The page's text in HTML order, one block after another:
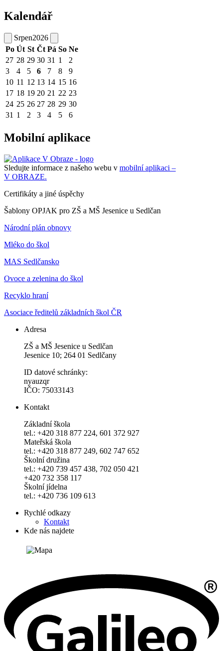
Kalendář
Srpen2026
Po Út St Čt Pá So Ne
27 28 29 30 31 1
2
3
4 5 6 7 8
9
10 11 12 13 14 15 16
17 18 19 20 21 22 23
24 25 26 27 28 29 30
31 1 2 3 4 5 6
Mobilní aplikace
Sledujte informace z našeho webu v mobilní aplikaci –
V OBRAZE.
Certifikáty a jiné úspěchy
Šablony OPJAK pro ZŠ a MŠ Jesenice u Sedlčan
Národní plán obnovy
Mléko do škol
MAS Sedlčansko
Ovoce a zelenina do škol
Recyklo hraní
Asociace ředitelů základních škol ČR
Adresa
ZŠ a MŠ Jesenice u Sedlčan
Jesenice 10; 264 01 Sedlčany
ID datové schránky:
nyauzqr
IČO: 75033143
Kontakt
Základní škola
tel.: +420 318 877 224, 601 372 927
Mateřská škola
tel.: +420 318 877 249, 602 747 652
Školní družina
tel.: +420 739 457 438, 702 050 421
+420 732 358 117
Školní jídelna
tel.: +420 736 109 613
Rychlé odkazy
Kontakt
Kde nás najdete